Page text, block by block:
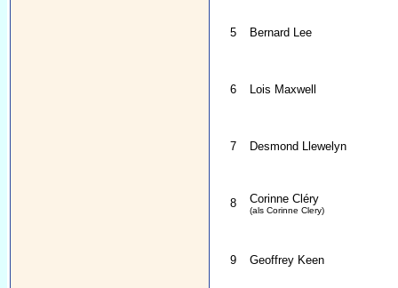
5 Bernard Lee
6 Lois Maxwell
7 Desmond Llewelyn
8 Corinne Cléry
(als Corinne Clery)
9 Geoffrey Keen